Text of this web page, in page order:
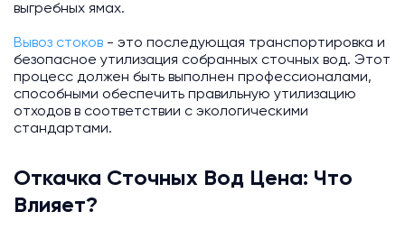
выгребных ямах.
Вывоз стоков - это последующая транспортировка и
безопасное утилизация собранных сточных вод. Этот
процесс должен быть выполнен профессионалами,
способными обеспечить правильную утилизацию
отходов в соответствии с экологическими
стандартами.
Откачка Сточных Вод Цена: Что
Влияет?